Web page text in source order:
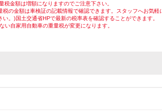
金額は増額になりますのでご注意下さい。
の金額は車検証の記載情報で確認できます。スタッフへお気
。)国土交通省HPで最新の税率表を確認することができます。
い自家用自動車の重量税が変更になります。